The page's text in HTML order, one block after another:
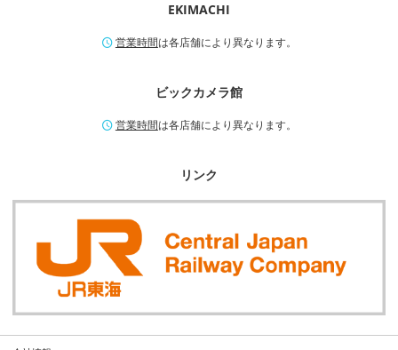
EKIMACHI
営業時間は各店舗により異なります。
ビックカメラ館
営業時間は各店舗により異なります。
リンク